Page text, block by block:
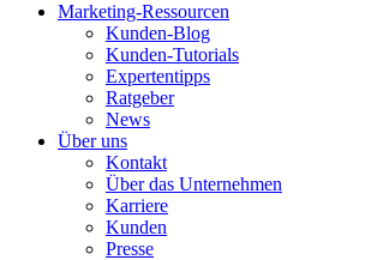
Marketing-Ressourcen
Kunden-Blog
Kunden-Tutorials
Expertentipps
Ratgeber
News
Über uns
Kontakt
Über das Unternehmen
Karriere
Kunden
Presse